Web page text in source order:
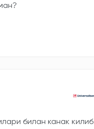
билан канак килиб